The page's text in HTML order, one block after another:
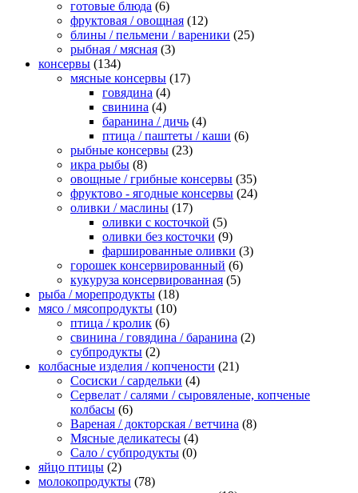
готовые блюда (6)
фруктовая / овощная (12)
блины / пельмени / вареники (25)
рыбная / мясная (3)
консервы (134)
мясные консервы (17)
говядина (4)
свинина (4)
баранина / дичь (4)
птица / паштеты / каши (6)
рыбные консервы (23)
икра рыбы (8)
овощные / грибные консервы (35)
фруктово - ягодные консервы (24)
оливки / маслины (17)
оливки с косточкой (5)
оливки без косточки (9)
фаршированные оливки (3)
горошек консервированный (6)
кукуруза консервированная (5)
рыба / морепродукты (18)
мясо / мясопродукты (10)
птица / кролик (6)
свинина / говядина / баранина (2)
субпродукты (2)
колбасные изделия / копчености (21)
Сосиски / сардельки (4)
Сервелат / салями / сыровяленые, копченые
колбасы (6)
Вареная / докторская / ветчина (8)
Мясные деликатесы (4)
Сало / субпродукты (0)
яйцо птицы (2)
молокопродукты (78)